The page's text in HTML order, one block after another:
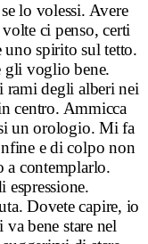
lo volessi. Avere
ci penso, certi
uno spirito sul tetto.
gli voglio bene.
rami degli alberi nei
centro. Ammicca
un orologio. Mi fa
e di colpo non
a contemplarlo.
espressione.
Dovete capire, io
bene stare nel